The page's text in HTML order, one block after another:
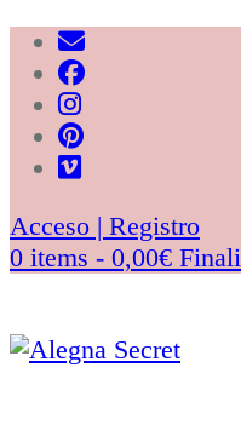
Saltar
contenido
Acceso | Registro
0 items - 0,00€